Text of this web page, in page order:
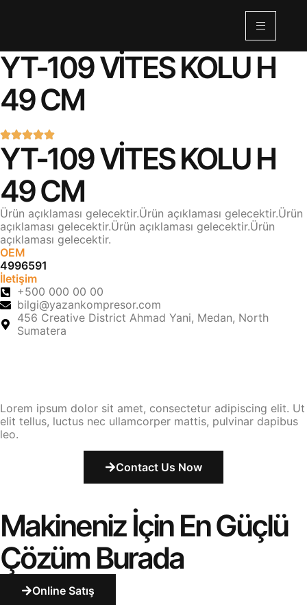
YT-109 VİTES KOLU H
49 CM
YT-109 VİTES KOLU H
49 CM
Ürün açıklaması gelecektir.Ürün açıklaması gelecektir.Ürün
açıklaması gelecektir.Ürün açıklaması gelecektir.Ürün
açıklaması gelecektir.
OEM
4996591
İletişim
+500 000 00 00
bilgi@yazankompresor.com
456 Creative District Ahmad Yani, Medan, North
Sumatera
Lorem ipsum dolor sit amet, consectetur adipiscing elit. Ut
elit tellus, luctus nec ullamcorper mattis, pulvinar dapibus
leo.
Contact Us Now
Makineniz İçin En Güçlü
Çözüm Burada
Online Satış